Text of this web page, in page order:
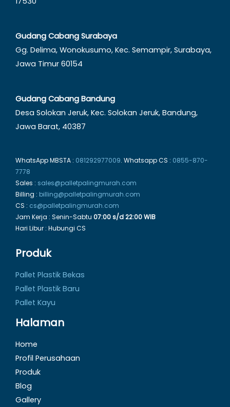
Gudang Cabang Surabaya
Gg. Delima, Wonokusumo, Kec. Semampir, Surabaya,
Jawa Timur 60154
Gudang Cabang Bandung
Desa Solokan Jeruk, Kec. Solokan Jeruk, Bandung,
Jawa Barat, 40387
WhatsApp MBSTA : 081292977009. Whatsapp CS : 0855-870-
7778
Sales : sales@palletpalingmurah.com
Billing : billing@palletpalingmurah.com
CS : cs@palletpalingmurah.com
Jam Kerja : Senin-Sabtu 07:00 s/d 22:00 WIB
Hari Libur : Hubungi CS
Produk
Pallet Plastik Bekas
Pallet Plastik Baru
Pallet Kayu
Halaman
Home
Profil Perusahaan
Produk
Blog
Gallery